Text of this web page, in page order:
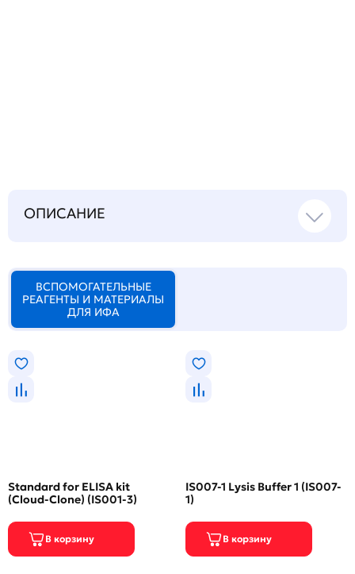
ОПИСАНИЕ
ВСПОМОГАТЕЛЬНЫЕ
РЕАГЕНТЫ И МАТЕРИАЛЫ
ДЛЯ ИФА
Standard for ELISA kit
(Cloud-Clone) (IS001-3)
IS007-1 Lysis Buffer 1 (IS007-
1)